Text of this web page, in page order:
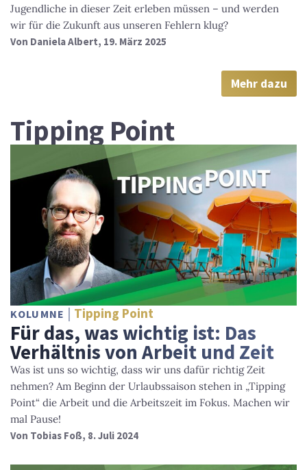
Jugendliche in dieser Zeit erleben müssen – und werden
wir für die Zukunft aus unseren Fehlern klug?
Von Daniela Albert, 19. März 2025
Mehr dazu
Tipping Point
KOLUMNE Tipping Point
Für das, was wichtig ist: Das
Verhältnis von Arbeit und Zeit
Was ist uns so wichtig, dass wir uns dafür richtig Zeit
nehmen? Am Beginn der Urlaubssaison stehen in „Tipping
Point“ die Arbeit und die Arbeitszeit im Fokus. Machen wir
mal Pause!
Von Tobias Foß, 8. Juli 2024